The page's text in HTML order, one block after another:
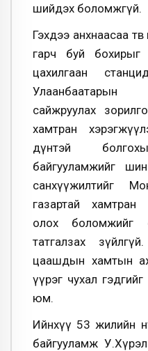
шийдэх боломжгүй.
Гэхдээ анхнаасаа
гарч буй бохирыг
цахилгаан
сайжруулах
хамтран
дүнтэй
байгууламжийг
санхүүжилтийг
газартай хамтран
олох боломжийг
татгалзах
цаашдын хамтын
үүрэг чухал
юм.
Ийнхүү 53 жилийн
байгууламж